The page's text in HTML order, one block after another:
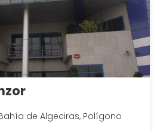
de Algeciras, Polígono